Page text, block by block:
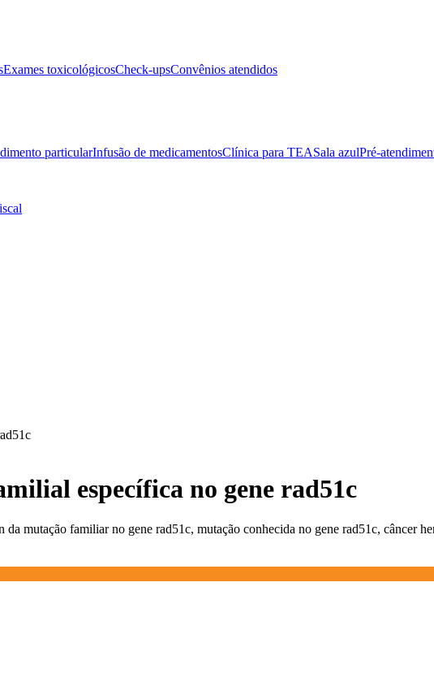
Exames toxicológicosCheck-upsConvênios atendidos
particularInfusão de medicamentosClínica para TEASala azulPré-
específica no gene rad51c
da mutação familiar no gene rad51c, mutação conhecida no gene rad51c, câncer